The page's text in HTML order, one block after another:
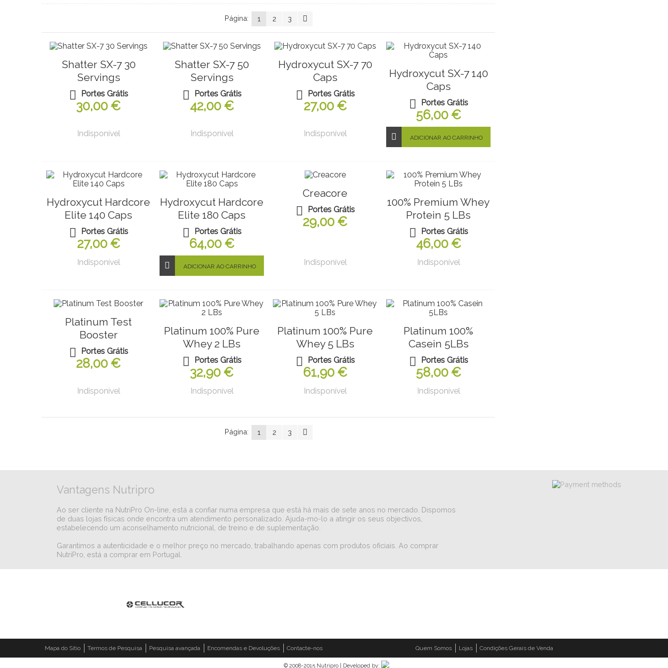
Página: 1 2 3
Shatter SX-7 30
Servings
Portes Grátis
30,00 €
Indisponível
Shatter SX-7 50
Servings
Portes Grátis
42,00 €
Indisponível
Hydroxycut SX-7 70
Caps
Portes Grátis
27,00 €
Indisponível
Hydroxycut SX-7 140
Caps
Portes Grátis
56,00 €
ADICIONAR AO CARRINHO
Hydroxycut Hardcore
Elite 140 Caps
Portes Grátis
27,00 €
Indisponível
Hydroxycut Hardcore
Elite 180 Caps
Portes Grátis
64,00 €
ADICIONAR AO CARRINHO
Creacore
Portes Grátis
29,00 €
Indisponível
100% Premium Whey
Protein 5 LBs
Portes Grátis
46,00 €
Indisponível
Platinum Test
Booster
Portes Grátis
28,00 €
Indisponível
Platinum 100% Pure
Whey 2 LBs
Portes Grátis
32,90 €
Indisponível
Platinum 100% Pure
Whey 5 LBs
Portes Grátis
61,90 €
Indisponível
Platinum 100%
Casein 5LBs
Portes Grátis
58,00 €
Indisponível
Página: 1 2 3
Vantagens Nutripro
Ao ser cliente na NutriPro On-line, está a confiar numa empresa que está há mais de sete anos no mercado. Dispomos
de duas lojas físicas onde encontra um atendimento personalizado. Ajuda-mo-lo a atingir os seus objectivos,
estabelecendo um aconselhamento nutricional, de treino e de suplementação.
Garantimos a autenticidade e o melhor preço no mercado, trabalhando apenas com produtos oficiais. Ao comprar
NutriPro, está a comprar em Portugal.
Mapa do Sítio Termos de Pesquisa Pesquisa avançada Encomendas e Devoluções Contacte-nos Quem Somos Lojas Condições Gerais de Venda
© 2008-2015 Nutripro | Developed by: